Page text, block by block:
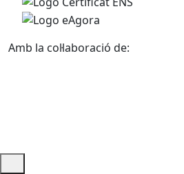
Amb la col·laboració de: